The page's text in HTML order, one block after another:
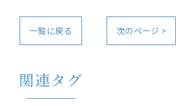
一覧に戻る 次のページ >
関連タグ